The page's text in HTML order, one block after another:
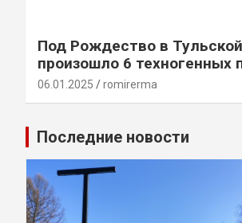
Под Рождество в
произошло 6 техногенных
06.01.2025 romirerma
Последние новости